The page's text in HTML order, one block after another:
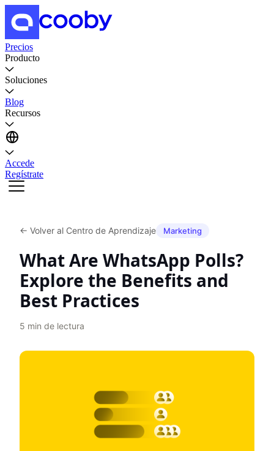
Precios
Producto
Soluciones
Blog
Recursos
Accede
Regístrate
← Volver al Centro de Aprendizaje Marketing
What Are WhatsApp Polls?
Explore the Benefits and
Best Practices
5 min de lectura